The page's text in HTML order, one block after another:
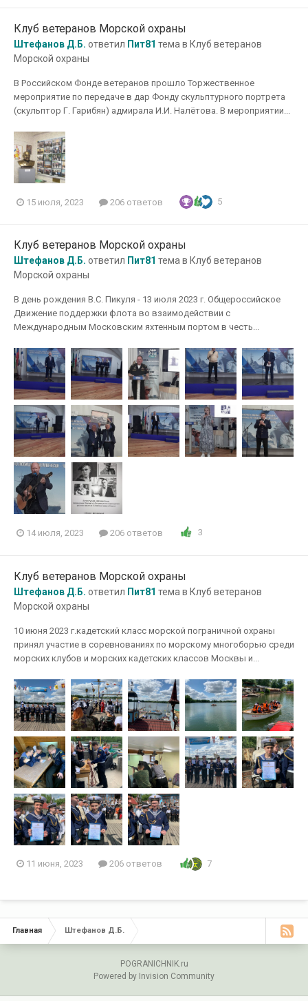
Клуб ветеранов Морской охраны
Штефанов Д.Б. ответил Пит81 тема в Клуб ветеранов
Морской охраны
В Российском Фонде ветеранов прошло Торжественное
мероприятие по передаче в дар Фонду скульптурного портрета
(скульптор Г. Гарибян) адмирала И.И. Налётова. В мероприятии...
15 июля, 2023 206 ответов 5
Клуб ветеранов Морской охраны
Штефанов Д.Б. ответил Пит81 тема в Клуб ветеранов
Морской охраны
В день рождения В.С. Пикуля - 13 июля 2023 г. Общероссийское
Движение поддержки флота во взаимодействии с
Международным Московским яхтенным портом в честь...
14 июля, 2023 206 ответов 3
Клуб ветеранов Морской охраны
Штефанов Д.Б. ответил Пит81 тема в Клуб ветеранов
Морской охраны
10 июня 2023 г.кадетский класс морской пограничной охраны
принял участие в соревнованиях по морскому многоборью среди
морских клубов и морских кадетских классов Москвы и...
11 июня, 2023 206 ответов 7
Главная Штефанов Д.Б.
POGRANICHNIK.ru
Powered by Invision Community